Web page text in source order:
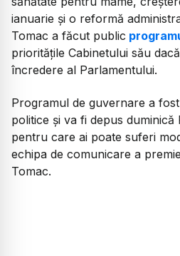
ianuarie și o reformă
Tomac a făcut public
prioritățile Cabinetului său
încredere al Parlamentului.
Programul de guvernare a
politice și va fi depus duminică
pentru care ai poate suferi
echipa de comunicare a
Tomac.